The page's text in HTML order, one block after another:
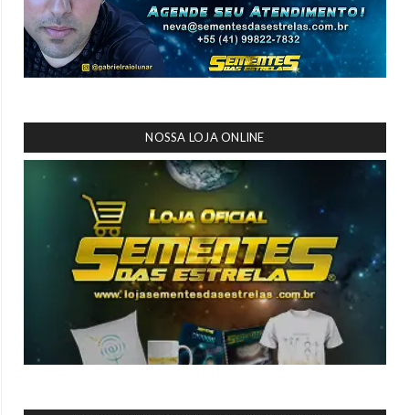
NOSSA LOJA ONLINE